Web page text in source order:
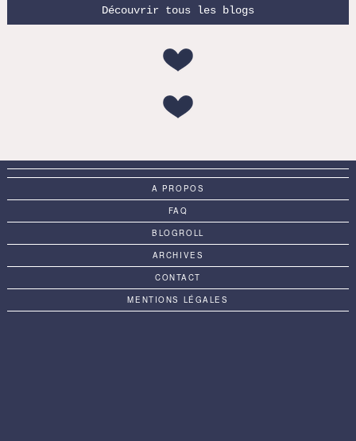
Découvrir tous les blogs
A PROPOS
FAQ
BLOGROLL
ARCHIVES
CONTACT
MENTIONS LÉGALES